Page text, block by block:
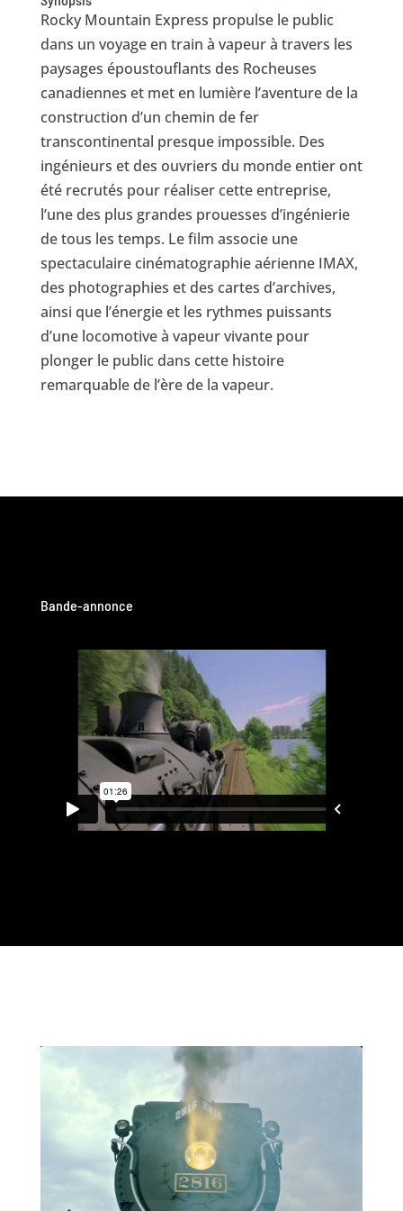
Rocky Mountain Express propulse le public
dans un voyage en train à vapeur à travers les
paysages époustouflants des Rocheuses
canadiennes et met en lumière l’aventure de la
construction d’un chemin de fer
transcontinental presque impossible. Des
ingénieurs et des ouvriers du monde entier ont
été recrutés pour réaliser cette entreprise,
l’une des plus grandes prouesses d’ingénierie
de tous les temps. Le film associe une
spectaculaire cinématographie aérienne IMAX,
des photographies et des cartes d’archives,
ainsi que l’énergie et les rythmes puissants
d’une locomotive à vapeur vivante pour
plonger le public dans cette histoire
remarquable de l’ère de la vapeur.
Bande-annonce